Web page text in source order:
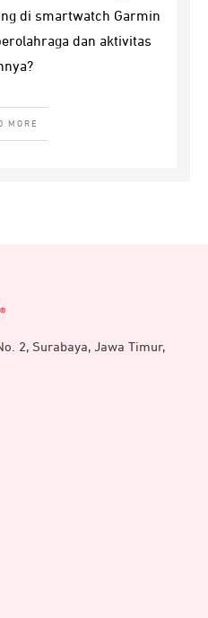
di smartwatch Garmin
dan aktivitas
MORE
2, Surabaya, Jawa Timur,